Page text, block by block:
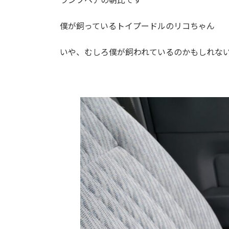
僕が飼っているトイプードルのリコちゃん
いや、むしろ僕が飼われているのかもしれな